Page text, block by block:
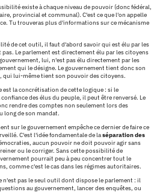
existe à chaque niveau de pouvoir (donc fédéral,
provincial et communal). C'est ce que l'on appelle
Tu trouveras plus d'informations sur ce mécanisme
de cet outil, il faut d'abord savoir qui est élu par les
Le parlement est directement élu par les citoyens
lui, n'est pas élu directement par les
qui le désigne. Le gouvernement tient donc son
qui lui-même tient son pouvoir des citoyens.
est la concrétisation de cette logique : si le
des élus du peuple, il peut être renversé. Le
rendre des comptes non seulement lors des
long de son mandat.
sur le gouvernement empêche ce dernier de faire ce
C'est l'idée fondamentale de laséparation des
aucun pouvoir ne doit pouvoir agir sans
ou le corriger. Sans cette possibilité de
pourrait peu à peu concentrer tout le
comme c'est le cas dans les régimes autoritaires.
n'est pas le seul outil dont dispose le parlement : il
au gouvernement, lancer des enquêtes, ou